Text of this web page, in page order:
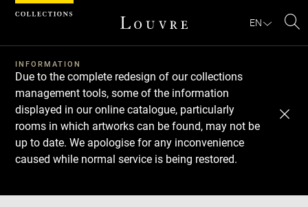
EN
INFORMATION
Due to the complete redesign of our collections
management tools, some of the information
displayed in our online catalogue, particularly
rooms in which artworks can be found, may not be
up to date. We apologise for any inconvenience
caused while normal service is being restored.
Download
Next
Previous
Cookies management panel